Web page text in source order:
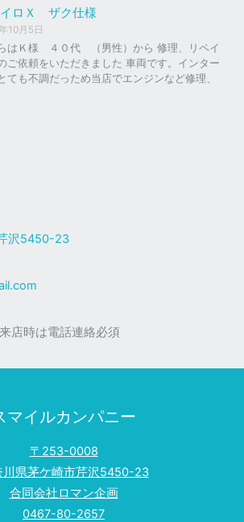
ロＸ ザク仕様
10月5日
はＫ様 ４０代 （男性）から 修理、リペイ
ご依頼をいただきました 車両です。インター
ても不調だっため当店でエンジンなど修理、
沢5450-23
店時は電話連絡必須
マイルカンパニー
〒253-0008
川県茅ケ崎市芹沢5450-23
合同会社ロマン企画
0467-80-2657